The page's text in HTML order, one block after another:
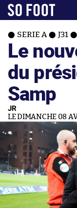
SERIE A J31
Le
du
Samp
JR
LE DIMANCHE 08